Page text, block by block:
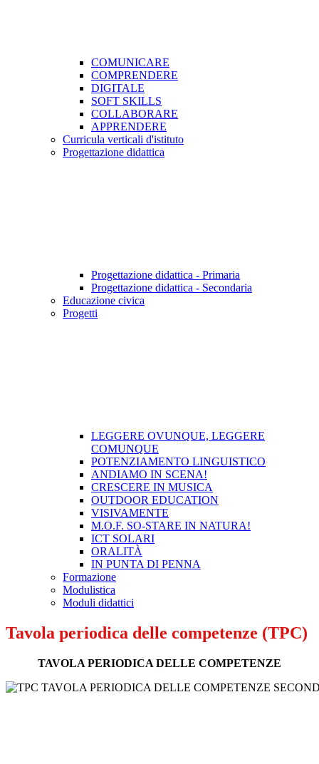
COMUNICARE
COMPRENDERE
DIGITALE
SOFT SKILLS
COLLABORARE
APPRENDERE
Curricula verticali d'istituto
Progettazione didattica
Progettazione didattica - Primaria
Progettazione didattica - Secondaria
Educazione civica
Progetti
LEGGERE OVUNQUE, LEGGERE
COMUNQUE
POTENZIAMENTO LINGUISTICO
ANDIAMO IN SCENA!
CRESCERE IN MUSICA
OUTDOOR EDUCATION
VISIVAMENTE
M.O.F. SO-STARE IN NATURA!
ICT SOLARI
ORALITÀ
IN PUNTA DI PENNA
Formazione
Modulistica
Moduli didattici
Tavola periodica delle competenze (TPC)
TAVOLA PERIODICA DELLE COMPETENZE